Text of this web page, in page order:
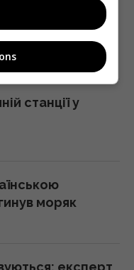
скільки
станції у
моряк
експерт